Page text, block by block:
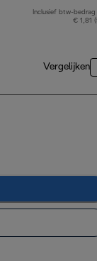
Inclusief btw-bedrag
€ 1,81
Vergelijken